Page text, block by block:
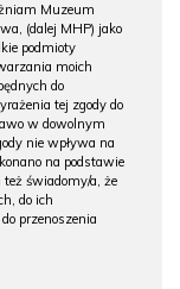
Muzeum
(dalej MHP) jako
podmioty
moich
do
tej zgody do
w dowolnym
nie wpływa na
na podstawie
też świadomy/a, że
do ich
przenoszenia